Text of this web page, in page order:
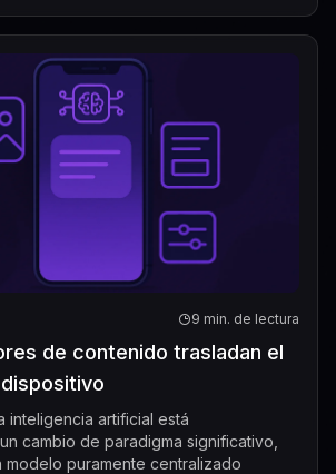
9 min. de lectura
de contenido trasladan el
inteligencia artificial está
cambio de paradigma significativo,
modelo puramente centralizado